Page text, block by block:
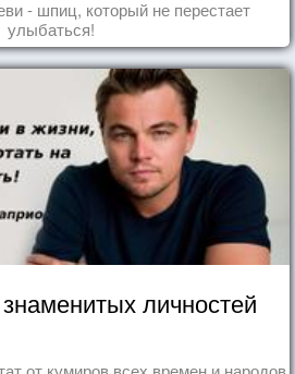
- шпиц, который не перестает
улыбаться!
личностей